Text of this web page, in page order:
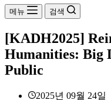
메뉴 검색
[KADH2025]
Humanities: Big
Public
2025년 09월 24일